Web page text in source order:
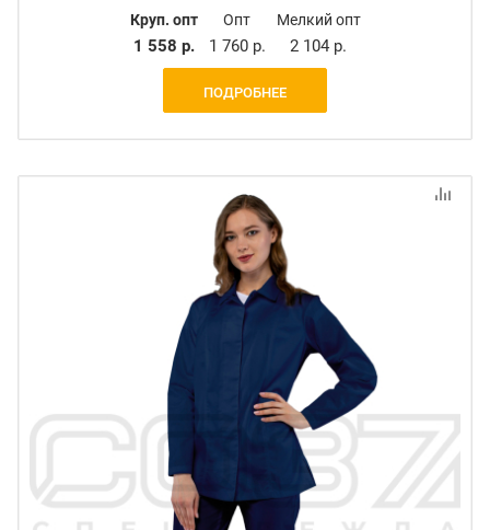
Круп. опт
1 558 р.
Опт
1 760 р.
Мелкий опт
2 104 р.
ПОДРОБНЕЕ